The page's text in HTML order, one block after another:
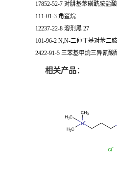
17852-52-7 对肼基苯磺酰胺盐
111-01-3 角鲨烷
12237-22-8 溶剂黑 27
101-96-2 N,N-二仲丁基对苯二胺
2422-91-5 三苯基甲烷三异氰酸
相关产品：